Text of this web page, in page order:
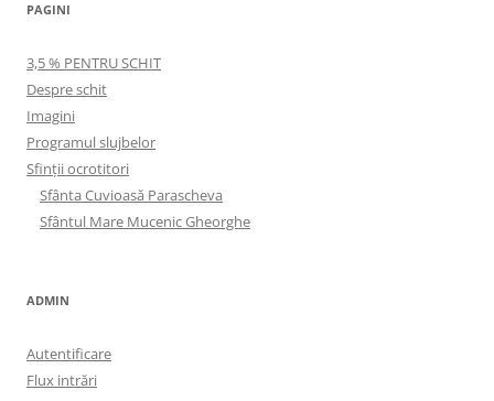
PAGINI
3,5 % PENTRU SCHIT
Despre schit
Imagini
Programul slujbelor
Sfinţii ocrotitori
Sfânta Cuvioasă Parascheva
Sfântul Mare Mucenic Gheorghe
ADMIN
Autentificare
Flux intrări